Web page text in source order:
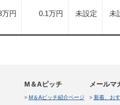
万円 0.1万円 未設定 未
M＆Aピッチ
M＆Aピッチ紹介ページ
メールマ
新着、お